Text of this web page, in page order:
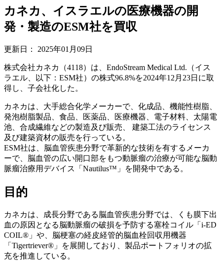
カネカ、イスラエルの医療機器の開
発・製造のESM社を買収
更新日： 2025年01月09日
株式会社カネカ（4118）は、EndoStream Medical Ltd.（イス
ラエル、以下：ESM社）の株式96.8%を2024年12月23日に取
得し、子会社化した。
カネカは、大手総合化学メーカーで、化成品、機能性樹脂、
発泡樹脂製品、食品、医薬品、医療機器、電子材料、太陽電
池、合成繊維などの製造及び販売、 建築工法のライセンス
及び建築資材の販売を行っている。
ESM社は、脳血管疾患分野で革新的な技術を有するメーカ
ーで、脳血管の広い開口部をもつ動脈瘤の治療が可能な脳動
脈瘤治療用デバイス「Nautilus™」を開発中である。
目的
カネカは、成長分野である脳血管疾患分野では、くも膜下出
血の原因となる脳動脈瘤の破損を予防する塞栓コイル「i-ED
COIL®」や、脳梗塞の経皮経管的脳血栓回収用機器
「Tigertriever®」を展開しており、製品ポートフォリオの拡
充を推進している。